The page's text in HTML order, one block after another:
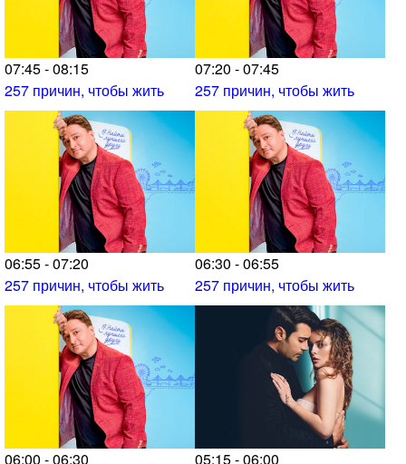
07:45 - 08:15
257 причин, чтобы жить
07:20 - 07:45
257 причин, чтобы жить
06:55 - 07:20
257 причин, чтобы жить
06:30 - 06:55
257 причин, чтобы жить
06:00 - 06:30
05:15 - 06:00